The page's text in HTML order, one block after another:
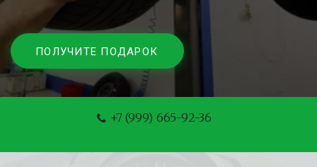
ПОЛУЧИТЕ ПОДАРОК
+7 (999) 665-92-36